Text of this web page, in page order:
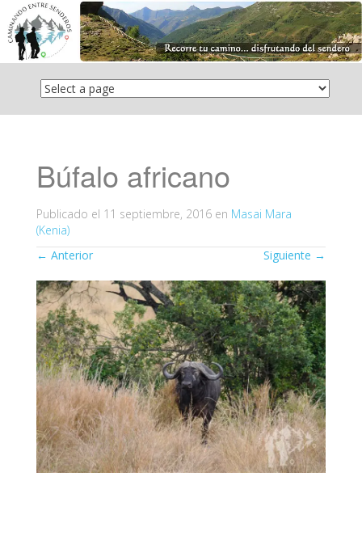
Saltar
contenido
Búfalo africano
Publicado el 11 septiembre, 2016 en Masai Mara
(Kenia)
← Anterior Siguiente →